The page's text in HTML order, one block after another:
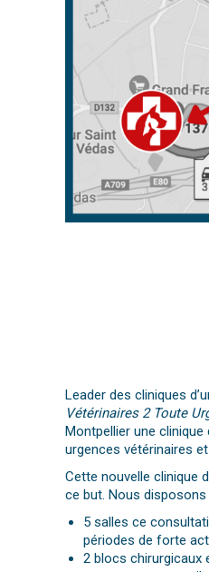
Leader des cliniques
Vétérinaires 2 Toute
Montpellier une
urgences vétérinaires
Cette nouvelle clinique
ce but. Nous disposons
5 salles ce
périodes de forte
2 blocs chirurgicaux